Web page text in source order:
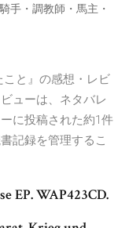
手・調教師・馬主・
と』の感想・レビ
ューは、ネタバレ
に投稿された約1件
記録を管理するこ
EP. WAP423CD.